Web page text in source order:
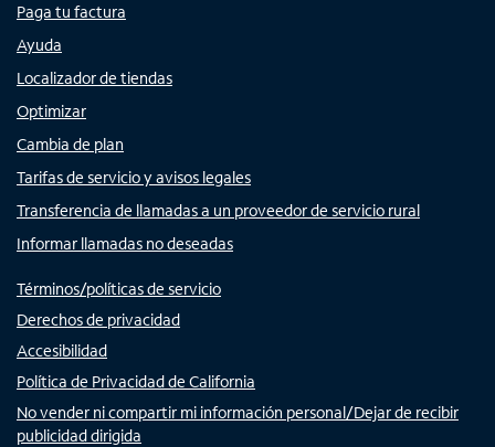
Paga tu factura
Ayuda
Localizador de tiendas
Optimizar
Cambia de plan
Tarifas de servicio y avisos legales
Transferencia de llamadas a un proveedor de servicio rural
Informar llamadas no deseadas
Términos/políticas de servicio
Derechos de privacidad
Accesibilidad
Política de Privacidad de California
No vender ni compartir mi información personal/Dejar de recibir
publicidad dirigida